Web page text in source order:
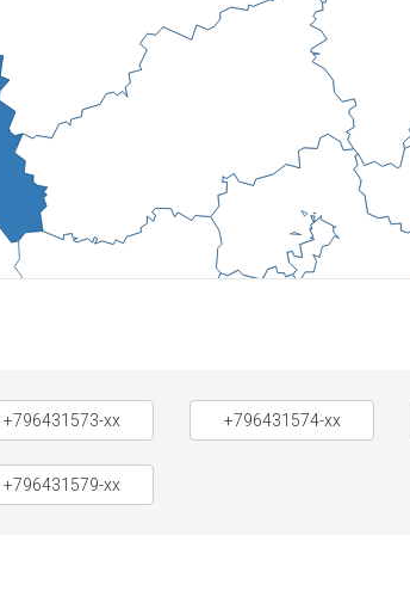
+796431573-xx +796431574-xx
+796431579-xx